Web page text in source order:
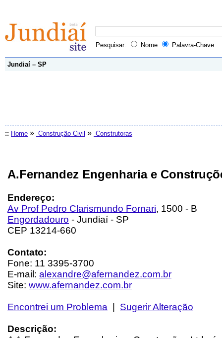
Pesquisar: Nome Palavra-Chave
Jundiaí – SP
:: Home » Construção Civil » Construtoras
A.Fernandez Engenharia e
Endereço:
Av Prof Pedro Clarismundo Fornari, 1500 - B
Engordadouro - Jundiaí - SP
CEP 13214-660
Contato:
Fone: 11 3395-3700
E-mail: alexandre@afernandez.com.br
Site: www.afernandez.com.br
Encontrei um Problema Sugerir Alteração
Descrição: